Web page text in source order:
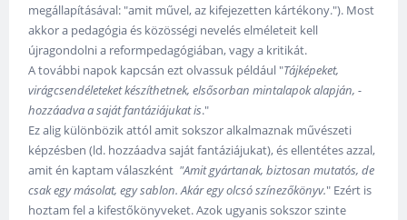
megállapításával: "amit művel, az kifejezetten kártékony."). Most
akkor a pedagógia és közösségi nevelés elméleteit kell
újragondolni a reformpedagógiában, vagy a kritikát.
A további napok kapcsán ezt olvassuk például "Tájképeket,
virágcsendéleteket készíthetnek, elsősorban mintalapok alapján, -
hozzáadva a saját fantáziájukat is."
Ez alig különbözik attól amit sokszor alkalmaznak művészeti
képzésben (ld. hozzáadva saját fantáziájukat), és ellentétes azzal,
amit én kaptam válaszként "Amit gyártanak, biztosan mutatós, de
csak egy másolat, egy sablon. Akár egy olcsó színezőkönyv." Ezért is
hoztam fel a kifestőkönyveket. Azok ugyanis sokszor szinte